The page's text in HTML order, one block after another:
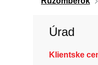
Úrad
Klientske